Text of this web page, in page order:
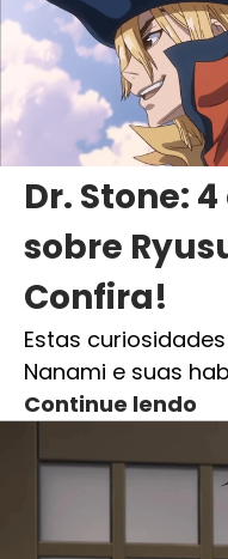
Dr. Stone:
sobre
Confira!
Estas
Nanami e suas
Continue lendo